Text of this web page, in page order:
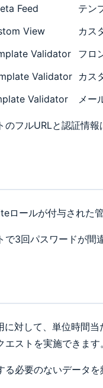
Feed
テン
View
カス
Validator
フロ
Validator カス
Validator
メー
のフルURLと認証情報
ロールが付与された
で3回パスワードが間
に対して、単位時間
エストを実施できます。
る必要のないデータ